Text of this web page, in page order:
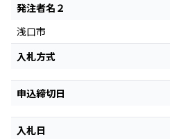
発注者名２
浅口市
入札方式
申込締切日
入札日